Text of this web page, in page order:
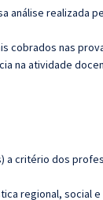
análise realizada
cobrados nas
na atividade
a critério dos
regional, social